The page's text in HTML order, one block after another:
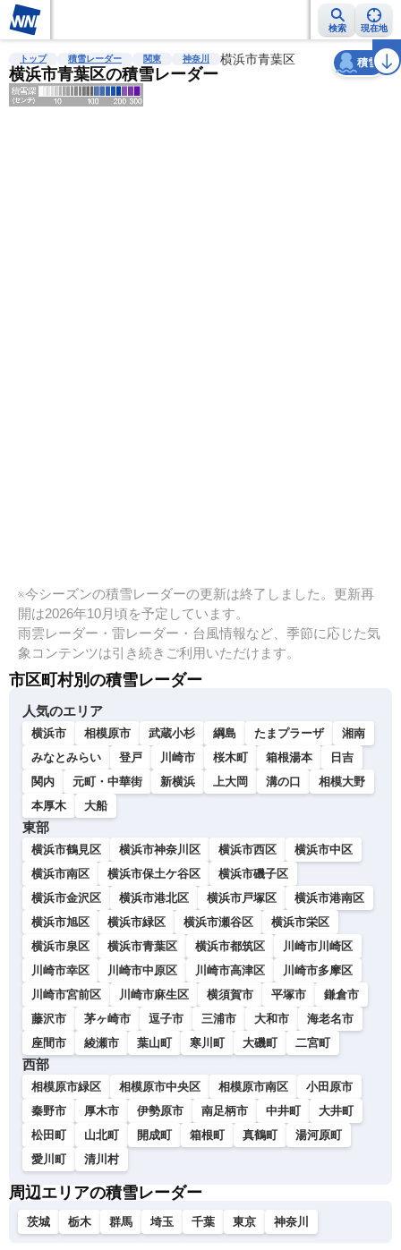
検索 現在地
雨雲レーダー 台風情報 地震情報 警報・注意報 2週間天気 ラ
トップ 積雪レーダー 関東 神奈川 横浜市青葉区
横浜市青葉区の積雪レーダー
積雪
天気 台風
※今シーズンの積雪レーダーの更新は終了しました。更新再
開は2026年10月頃を予定しています。
雨雲レーダー・雷レーダー・台風情報など、季節に応じた気
象コンテンツは引き続きご利用いただけます。
市区町村別の積雪レーダー
人気のエリア
横浜市 相模原市 武蔵小杉 綱島 たまプラーザ
湘南
みなとみらい
登戸 川崎市 桜木町 箱根湯本
日吉
関内
元町・中華街 新横浜 上大岡 溝の口
相模大野
本厚木
大船
東部
横浜市鶴見区 横浜市神奈川区 横浜市西区
横浜市中区
横浜市南区
横浜市保土ケ谷区
横浜市磯子区
横浜市金沢区
横浜市港北区 横浜市戸塚区
横浜市港南区
横浜市旭区
横浜市緑区 横浜市瀬谷区
横浜市栄区
横浜市泉区
横浜市青葉区 横浜市都筑区
川崎市川崎区
川崎市幸区
川崎市中原区 川崎市高津区
川崎市多摩区
川崎市宮前区
川崎市麻生区 横須賀市 平塚市
鎌倉市
藤沢市
茅ヶ崎市 逗子市 三浦市 大和市
海老名市
座間市
綾瀬市 葉山町 寒川町 大磯町 二宮町
西部
相模原市緑区 相模原市中央区 相模原市南区
小田原市
秦野市
厚木市 伊勢原市 南足柄市 中井町
大井町
松田町
山北町 開成町 箱根町 真鶴町
湯河原町
愛川町
清川村
周辺エリアの積雪レーダー
茨城 栃木 群馬 埼玉 千葉 東京 神奈川